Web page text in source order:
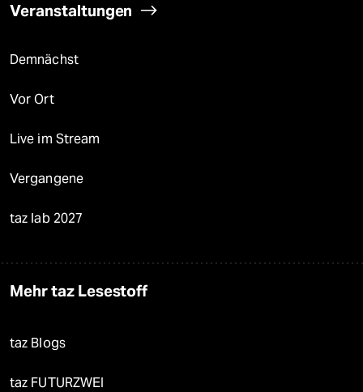
Veranstaltungen
Demnächst
Vor Ort
Live im Stream
Vergangene
taz lab 2027
Mehr taz Lesestoff
taz Blogs
taz FUTURZWEI